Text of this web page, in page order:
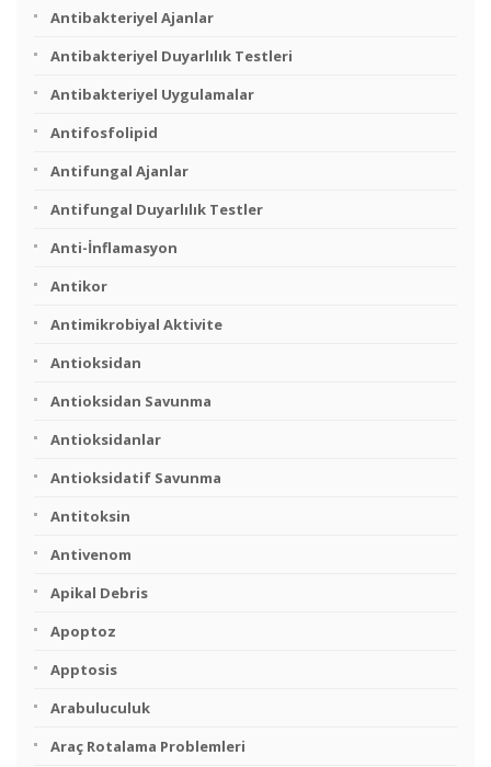
Antibakteriyel Ajanlar
Antibakteriyel Duyarlılık Testleri
Antibakteriyel Uygulamalar
Antifosfolipid
Antifungal Ajanlar
Antifungal Duyarlılık Testler
Anti-İnflamasyon
Antikor
Antimikrobiyal Aktivite
Antioksidan
Antioksidan Savunma
Antioksidanlar
Antioksidatif Savunma
Antitoksin
Antivenom
Apikal Debris
Apoptoz
Apptosis
Arabuluculuk
Araç Rotalama Problemleri